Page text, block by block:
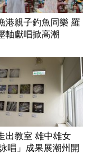
港親子釣魚同樂 羅
軸獻唱掀高潮
出教室 雄中雄女
詠唱」成果展潮州開